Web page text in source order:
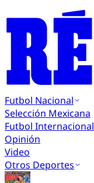
Futbol Nacional
Selección Mexicana
Futbol Internacional
Opinión
Video
Otros Deportes